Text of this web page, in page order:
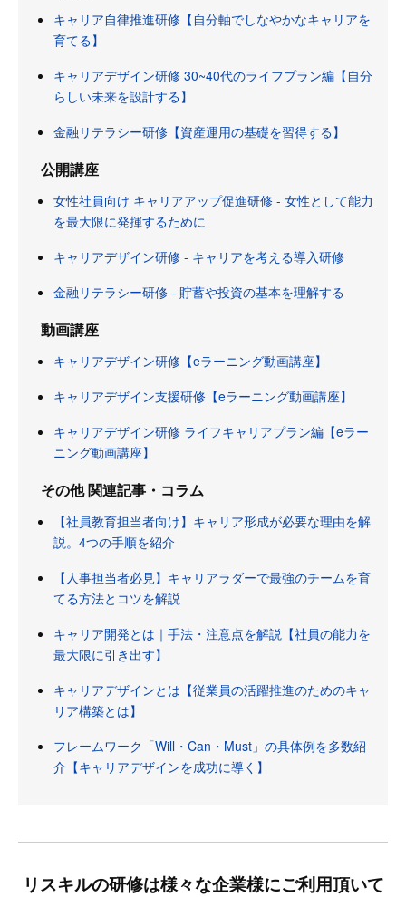
キャリア自律推進研修【自分軸でしなやかなキャリアを
育てる】
キャリアデザイン研修 30~40代のライフプラン編【自分
らしい未来を設計する】
金融リテラシー研修【資産運用の基礎を習得する】
公開講座
女性社員向け キャリアアップ促進研修 - 女性として能力
を最大限に発揮するために
キャリアデザイン研修 - キャリアを考える導入研修
金融リテラシー研修 - 貯蓄や投資の基本を理解する
動画講座
キャリアデザイン研修【eラーニング動画講座】
キャリアデザイン支援研修【eラーニング動画講座】
キャリアデザイン研修 ライフキャリアプラン編【eラー
ニング動画講座】
その他 関連記事・コラム
【社員教育担当者向け】キャリア形成が必要な理由を解
説。4つの手順を紹介
【人事担当者必見】キャリアラダーで最強のチームを育
てる方法とコツを解説
キャリア開発とは｜手法・注意点を解説【社員の能力を
最大限に引き出す】
キャリアデザインとは【従業員の活躍推進のためのキャ
リア構築とは】
フレームワーク「Will・Can・Must」の具体例を多数紹
介【キャリアデザインを成功に導く】
リスキルの研修は様々な企業様にご利用頂いて